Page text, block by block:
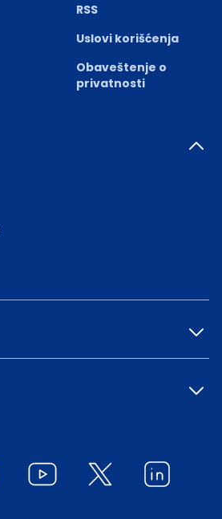
RSS
Uslovi korišćenja
Obaveštenje o
privatnosti